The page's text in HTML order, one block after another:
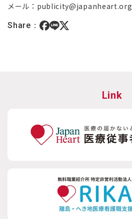
メール：publicity@japanheart.org
Share：
Link